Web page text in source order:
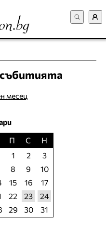
събитията
месец
П С
Н
1
2
3
8 9
10
15 16
17
22 23
24
29 30 31